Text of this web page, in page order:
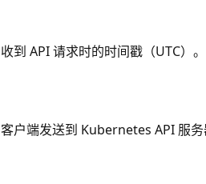
收到 API 请求时的时间戳（UTC）。
客户端发送到 Kubernetes API 服务